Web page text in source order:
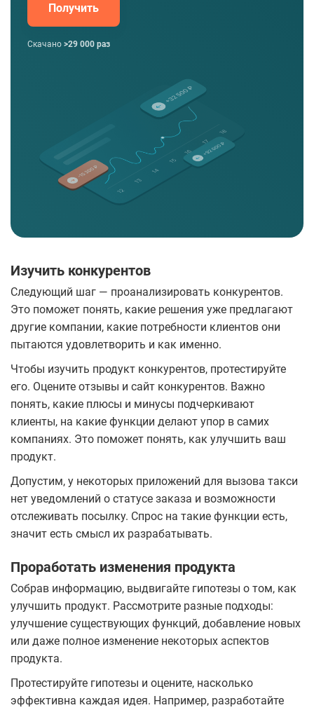
Получить
Скачано >29 000 раз
Изучить конкурентов
Следующий шаг — проанализировать конкурентов.
Это поможет понять, какие решения уже предлагают
другие компании, какие потребности клиентов они
пытаются удовлетворить и как именно.
Чтобы изучить продукт конкурентов, протестируйте
его. Оцените отзывы и сайт конкурентов. Важно
понять, какие плюсы и минусы подчеркивают
клиенты, на какие функции делают упор в самих
компаниях. Это поможет понять, как улучшить ваш
продукт.
Допустим, у некоторых приложений для вызова такси
нет уведомлений о статусе заказа и возможности
отслеживать посылку. Спрос на такие функции есть,
значит есть смысл их разрабатывать.
Проработать изменения продукта
Собрав информацию, выдвигайте гипотезы о том, как
улучшить продукт. Рассмотрите разные подходы:
улучшение существующих функций, добавление новых
или даже полное изменение некоторых аспектов
продукта.
Протестируйте гипотезы и оцените, насколько
эффективна каждая идея. Например, разработайте